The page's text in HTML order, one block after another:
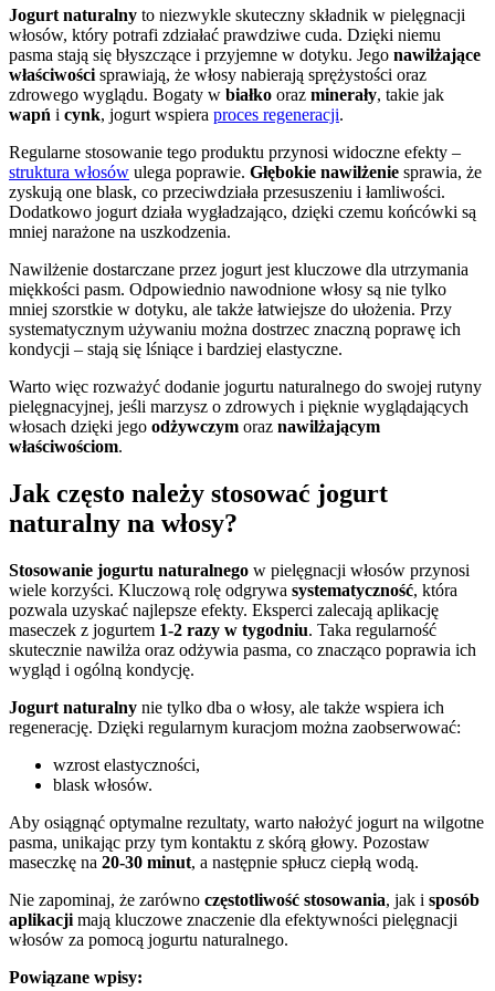
Jogurt naturalny to niezwykle skuteczny składnik w pielęgnacji
włosów, który potrafi zdziałać prawdziwe cuda. Dzięki niemu
pasma stają się błyszczące i przyjemne w dotyku. Jego nawilżające
właściwości sprawiają, że włosy nabierają sprężystości oraz
zdrowego wyglądu. Bogaty w białko oraz minerały, takie jak
wapń i cynk, jogurt wspiera proces regeneracji.
Regularne stosowanie tego produktu przynosi widoczne efekty –
struktura włosów ulega poprawie. Głębokie nawilżenie sprawia, że
zyskują one blask, co przeciwdziała przesuszeniu i łamliwości.
Dodatkowo jogurt działa wygładzająco, dzięki czemu końcówki są
mniej narażone na uszkodzenia.
Nawilżenie dostarczane przez jogurt jest kluczowe dla utrzymania
miękkości pasm. Odpowiednio nawodnione włosy są nie tylko
mniej szorstkie w dotyku, ale także łatwiejsze do ułożenia. Przy
systematycznym używaniu można dostrzec znaczną poprawę ich
kondycji – stają się lśniące i bardziej elastyczne.
Warto więc rozważyć dodanie jogurtu naturalnego do swojej rutyny
pielęgnacyjnej, jeśli marzysz o zdrowych i pięknie wyglądających
włosach dzięki jego odżywczym oraz nawilżającym
właściwościom.
Jak często należy stosować jogurt
naturalny na włosy?
Stosowanie jogurtu naturalnego w pielęgnacji włosów przynosi
wiele korzyści. Kluczową rolę odgrywa systematyczność, która
pozwala uzyskać najlepsze efekty. Eksperci zalecają aplikację
maseczek z jogurtem 1-2 razy w tygodniu. Taka regularność
skutecznie nawilża oraz odżywia pasma, co znacząco poprawia ich
wygląd i ogólną kondycję.
Jogurt naturalny nie tylko dba o włosy, ale także wspiera ich
regenerację. Dzięki regularnym kuracjom można zaobserwować:
wzrost elastyczności,
blask włosów.
Aby osiągnąć optymalne rezultaty, warto nałożyć jogurt na wilgotne
pasma, unikając przy tym kontaktu z skórą głowy. Pozostaw
maseczkę na 20-30 minut, a następnie spłucz ciepłą wodą.
Nie zapominaj, że zarówno częstotliwość stosowania, jak i sposób
aplikacji mają kluczowe znaczenie dla efektywności pielęgnacji
włosów za pomocą jogurtu naturalnego.
Powiązane wpisy: